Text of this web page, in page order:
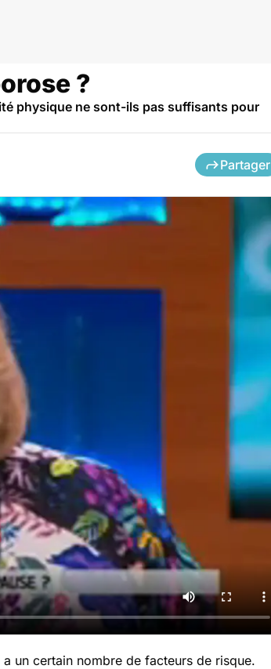
?
physique ne sont-ils pas suffisants pour
Partager
un certain nombre de facteurs de risque.